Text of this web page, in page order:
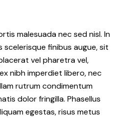
malesuada nec sed nisl. In
finibus augue, sit
vel pharetra vel,
nibh imperdiet libero, nec
rutrum condimentum
dolor fringilla. Phasellus
egestas, risus metus